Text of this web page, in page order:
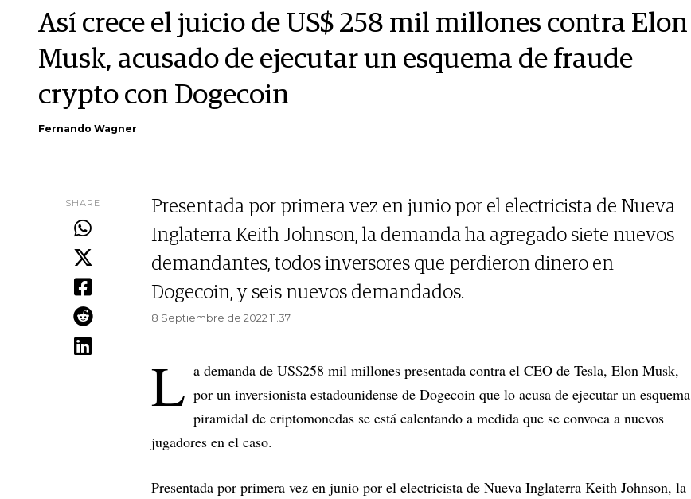
Así crece el juicio de US$ 258 mil millones contra Elon
Musk, acusado de ejecutar un esquema de fraude
crypto con Dogecoin
Fernando Wagner
SHARE
Presentada por primera vez en junio por el electricista de Nueva
Inglaterra Keith Johnson, la demanda ha agregado siete nuevos
demandantes, todos inversores que perdieron dinero en
Dogecoin, y seis nuevos demandados.
8 Septiembre de 2022 11.37
L a demanda de US$258 mil millones presentada contra el CEO de Tesla, Elon Musk,
por un inversionista estadounidense de Dogecoin que lo acusa de ejecutar un esquema
piramidal de criptomonedas se está calentando a medida que se convoca a nuevos
jugadores en el caso.
Presentada por primera vez en junio por el electricista de Nueva Inglaterra Keith Johnson, la